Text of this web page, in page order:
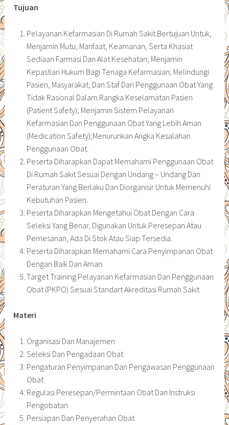
Tujuan
Pelayanan Kefarmasian Di Rumah Sakit Bertujuan Untuk;
Menjamin Mutu, Manfaat, Keamanan, Serta Khasiat
Sediaan Farmasi Dan Alat Kesehatan; Menjamin
Kepastian Hukum Bagi Tenaga Kefarmasian; Melindungi
Pasien, Masyarakat, Dan Staf Dari Penggunaan Obat Yang
Tidak Rasional Dalam Rangka Keselamatan Pasien
(Patient Safety); Menjamin Sistem Pelayanan
Kefarmasian Dan Penggunaan Obat Yang Lebih Aman
(Medication Safety);Menurunkan Angka Kesalahan
Penggunaan Obat.
Peserta Diharapkan Dapat Memahami Penggunaan Obat
Di Rumah Sakit Sesuai Dengan Undang – Undang Dan
Peraturan Yang Berlaku Dan Diorganisir Untuk Memenuhi
Kebutuhan Pasien.
Peserta Diharapkan Mengetahui Obat Dengan Cara
Seleksi Yang Benar, Digunakan Untuk Peresepan Atau
Pemesanan, Ada Di Stok Atau Siap Tersedia.
Peserta Diharapkan Memahami Cara Penyimpanan Obat
Dengan Baik Dan Aman.
Target Training Pelayanan Kefarmasian Dan Penggunaan
Obat (PKPO) Sesuai Standart Akreditasi Rumah Sakit
Materi
Organisasi Dan Manajemen
Seleksi Dan Pengadaan Obat
Pengaturan Penyimpanan Dan Pengawasan Penggunaan
Obat
Regulasi Peresepan/Permintaan Obat Dan Instruksi
Pengobatan
Persiapan Dan Penyerahan Obat